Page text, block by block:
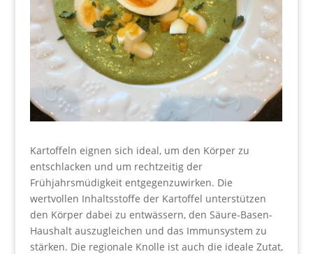
Kartoffeln eignen sich ideal, um den Körper zu
entschlacken und um rechtzeitig der
Frühjahrsmüdigkeit entgegenzuwirken. Die
wertvollen Inhaltsstoffe der Kartoffel unterstützen
den Körper dabei zu entwässern, den Säure-Basen-
Haushalt auszugleichen und das Immunsystem zu
stärken. Die regionale Knolle ist auch die ideale Zutat,